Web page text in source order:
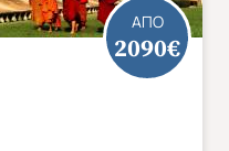
ΑΦΡΙΚΗ
ΑΠΟ
2090€